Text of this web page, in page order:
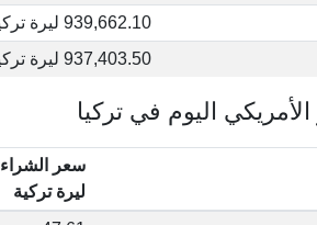
939,662.10 ليرة تركية
937,403.50 ليرة تركية
اليوم في تركيا
سعر الشراء
ليرة تركية